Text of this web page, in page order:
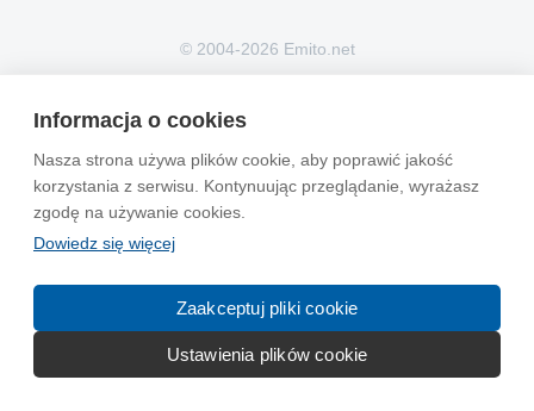
Informacja o cookies
Nasza strona używa plików cookie, aby poprawić jakość
korzystania z serwisu. Kontynuując przeglądanie, wyrażasz
zgodę na używanie cookies.
Dowiedz się więcej
Zaakceptuj pliki cookie
Ustawienia plików cookie
© 2004-2026 Emito.net